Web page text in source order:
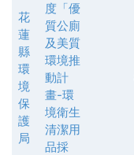
花
蓮
縣
環
境
保
護
局
度「優
質公廁
及美質
環境推
動計
畫-環
境衛生
清潔用
品採